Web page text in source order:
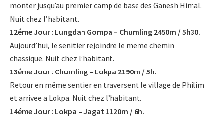
monter jusqu’au premier camp de base des Ganesh Himal.
Nuit chez l’habitant.
12éme Jour : Lungdan Gompa – Chumling 2450m / 5h30.
Aujourd’hui, le senitier rejoindre le meme chemin
chassique. Nuit chez l’habitant.
13éme Jour : Chumling – Lokpa 2190m / 5h.
Retour en même sentier en traversent le village de Philim
et arrivee a Lokpa. Nuit chez l’habitant.
14éme Jour : Lokpa – Jagat 1120m / 6h.